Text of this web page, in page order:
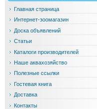
Главная страница
Интернет-зоомагазин
Доска объявлений
Статьи
Каталоги производителей
Наше аквахозяйство
Полезные ссылки
Гостевая книга
Доставка
Контакты